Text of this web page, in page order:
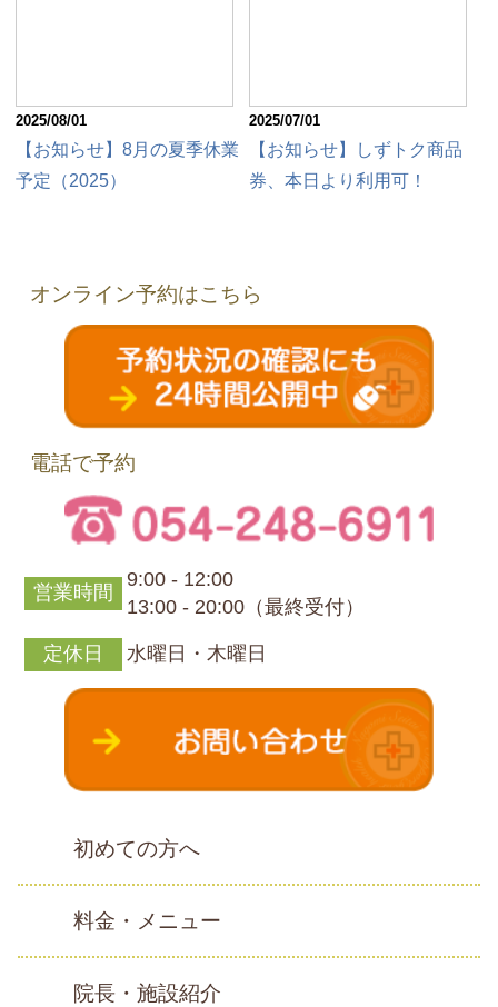
2025/08/01
【お知らせ】8月の夏季休業
予定（2025）
2025/07/01
【お知らせ】しずトク商品
券、本日より利用可！
オンライン予約はこちら
電話で予約
営業時間
9:00 - 12:00
13:00 - 20:00（最終受付）
定休日 水曜日・木曜日
初めての方へ
料金・メニュー
院長・施設紹介